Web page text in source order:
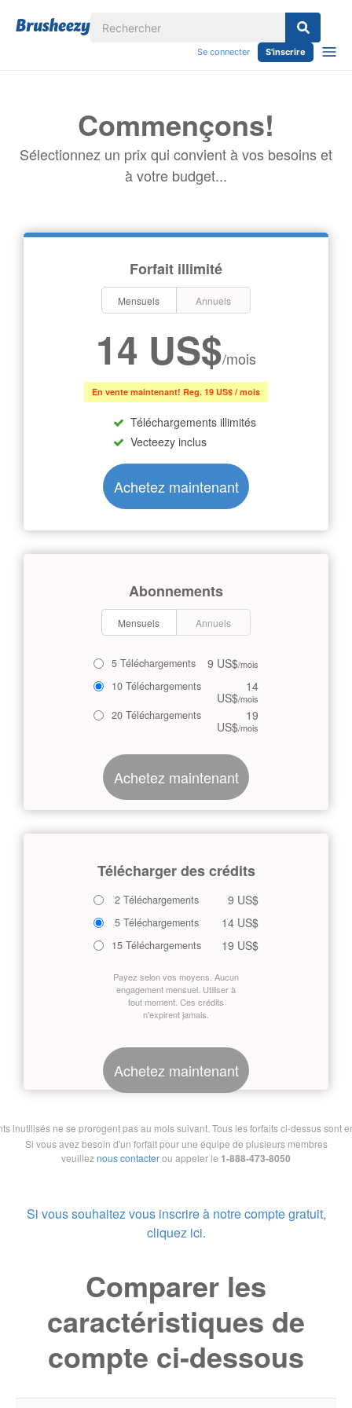
Se connecter S'inscrire
Commençons!
Sélectionnez un prix qui convient à vos besoins et
à votre budget...
Forfait illimité
Mensuels Annuels
14 US$/mois
En vente maintenant! Reg. 19 US$ / mois
Téléchargements illimités
Vecteezy inclus
Achetez maintenant
Abonnements
Mensuels Annuels
5 Téléchargements 9 US$/mois
10 Téléchargements 14
US$/mois
20 Téléchargements 19
US$/mois
Achetez maintenant
Télécharger des crédits
2 Téléchargements 9 US$
5 Téléchargements 14 US$
15 Téléchargements 19 US$
Payez selon vos moyens. Aucun
engagement mensuel. Utiliser à
tout moment. Ces crédits
n'expirent jamais.
Achetez maintenant
inutilisés ne se prorogent pas au mois suivant. Tous les forfaits ci-dessus sont
Si vous avez besoin d'un forfait pour une équipe de plusieurs membres
veuilleznous contacterou appeler le 1-888-473-8050
Si vous souhaitez vous inscrire à notre compte gratuit,
cliquez ici.
Comparer les
caractéristiques de
compte ci-dessous